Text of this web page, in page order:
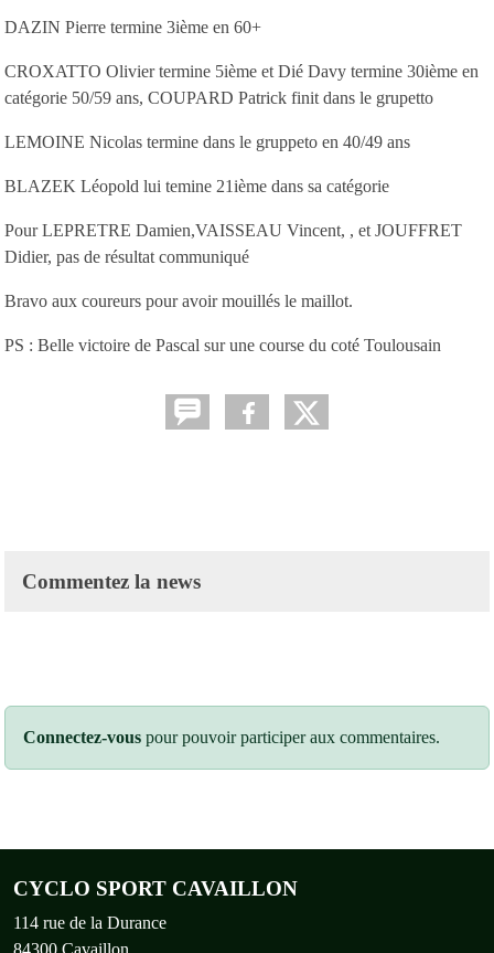
DAZIN Pierre termine 3ième en 60+
CROXATTO Olivier termine 5ième et Dié Davy termine 30ième en
catégorie 50/59 ans, COUPARD Patrick finit dans le grupetto
LEMOINE Nicolas termine dans le gruppeto en 40/49 ans
BLAZEK Léopold lui temine 21ième dans sa catégorie
Pour LEPRETRE Damien,VAISSEAU Vincent, , et JOUFFRET
Didier, pas de résultat communiqué
Bravo aux coureurs pour avoir mouillés le maillot.
PS : Belle victoire de Pascal sur une course du coté Toulousain
Commentez la news
Connectez-vous pour pouvoir participer aux commentaires.
CYCLO SPORT CAVAILLON
114 rue de la Durance
84300 Cavaillon